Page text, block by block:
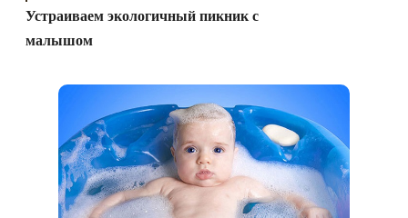
Устраиваем экологичный пикник с
малышом